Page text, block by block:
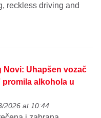
reckless driving and
Novi: Uhapšen vozač
promila alkohola u
2026 at 10:44